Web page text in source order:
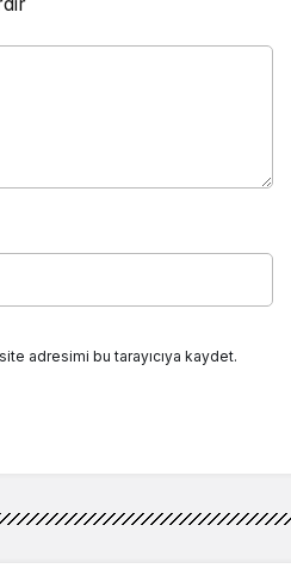
adresimi bu tarayıcıya kaydet.